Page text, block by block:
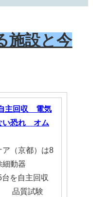
施設と今
主回収 電気
い恐れ オム
ア（京都）は8
細動器
台を自主回収
品質試験